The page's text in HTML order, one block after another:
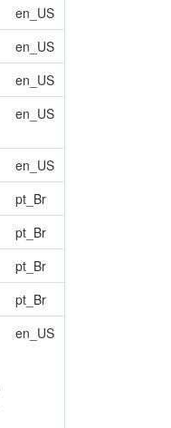
en_US
en_US
en_US
en_US
en_US
pt_Br
pt_Br
pt_Br
pt_Br
en_US